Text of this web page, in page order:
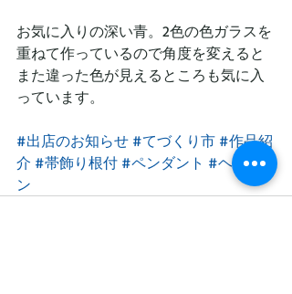
お気に入りの深い青。2色の色ガラスを
重ねて作っているので角度を変えると
また違った色が見えるところも気に入
っています。
#出店のお知らせ #てづくり市 #作品紹
介 #帯飾り根付 #ペンダント #ヘアピ
ン